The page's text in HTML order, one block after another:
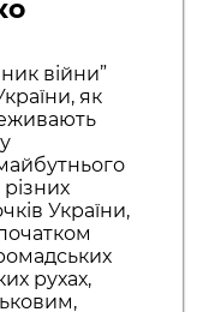
війни”
як
України,
рухах,